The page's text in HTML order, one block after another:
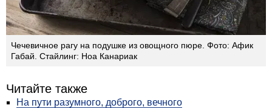
Чечевичное рагу на подушке из овощного пюре. Фото: Афик
Габай. Стайлинг: Ноа Канариак
Читайте также
На пути разумного, доброго, вечного